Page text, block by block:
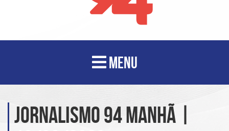
MENU
Jornalismo 94 Manhã |